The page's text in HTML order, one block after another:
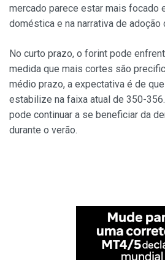
mercado parece estar mais focado
doméstica e na narrativa de adoção
No curto prazo, o forint pode
medida que mais cortes são
médio prazo, a expectativa é de
estabilize na faixa atual de 350-
pode continuar a se beneficiar da
durante o verão.